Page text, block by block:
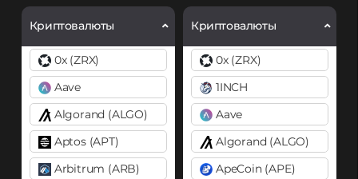
Криптовалюты
0x (ZRX)
Aave
Algorand (ALGO)
Aptos (APT)
Arbitrum (ARB)
Криптовалюты
0x (ZRX)
1INCH
Aave
Algorand (ALGO)
ApeCoin (APE)